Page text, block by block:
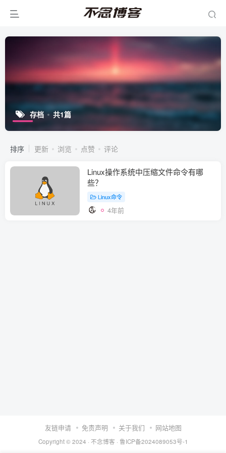
存档 共1篇
排序 更新 浏览 点赞 评论
Linux操作系统中压缩文件命令有哪
些？
Linux命令
4年前
友链申请 免责声明 关于我们 网站地图
Copyright © 2024 · 不念博客 · 鲁ICP备2024089053号-1